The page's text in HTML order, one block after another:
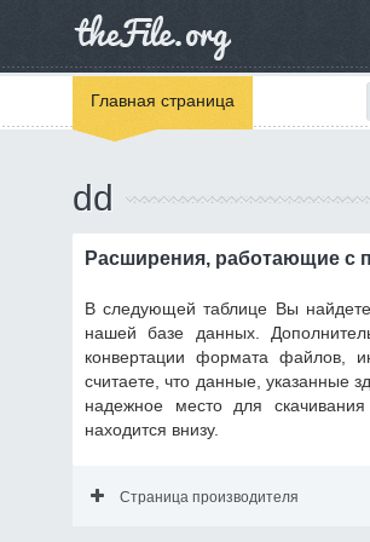
Главная страница
dd
Расширения, работающие с
В следующей таблице Вы
нашей базе данных.
конвертации формата файлов,
считаете, что данные,
надежное место для
находится внизу.
Страница производителя